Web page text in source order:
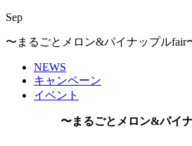
Sep
〜まるごとメロン&パイナップルfair
NEWS
キャンペーン
イベント
〜まるごとメロン&パイ